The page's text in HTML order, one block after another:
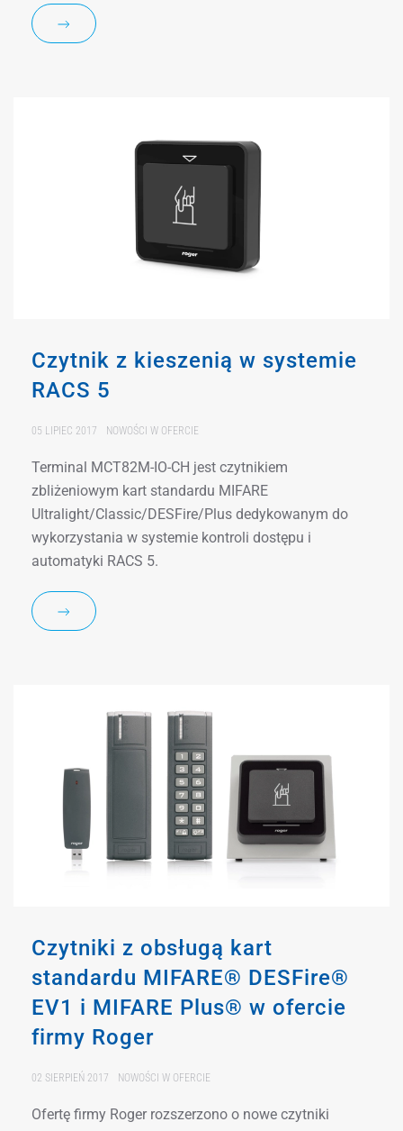
Czytnik z kieszenią w systemie
RACS 5
05 LIPIEC 2017 NOWOŚCI W OFERCIE
Terminal MCT82M-IO-CH jest czytnikiem
zbliżeniowym kart standardu MIFARE
Ultralight/Classic/DESFire/Plus dedykowanym do
wykorzystania w systemie kontroli dostępu i
automatyki RACS 5.
Czytniki z obsługą kart
standardu MIFARE® DESFire®
EV1 i MIFARE Plus® w ofercie
firmy Roger
02 SIERPIEŃ 2017 NOWOŚCI W OFERCIE
Ofertę firmy Roger rozszerzono o nowe czytniki